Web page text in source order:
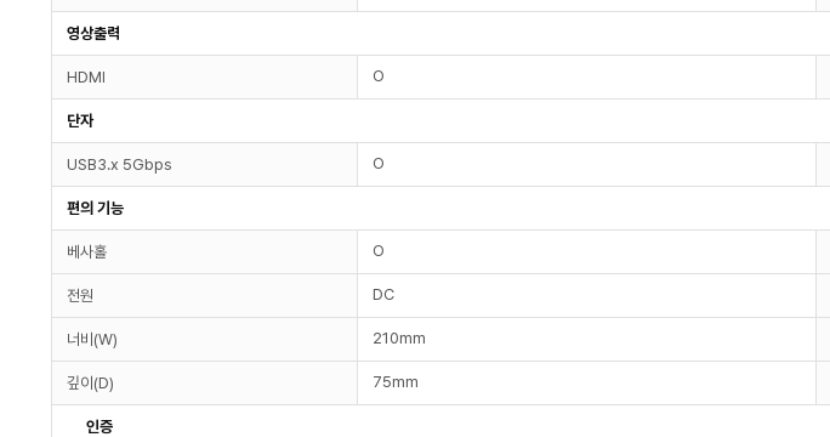
영상출력
HDMI O
단자
USB3.x 5Gbps O
편의 기능
베사홀 O
전원 DC
너비(W) 210mm
깊이(D) 75mm
인증